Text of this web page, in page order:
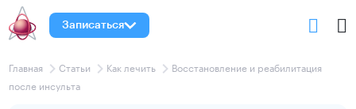
Записаться
Главная Статьи Как лечить
Восстановление и реабилитация
после инсульта